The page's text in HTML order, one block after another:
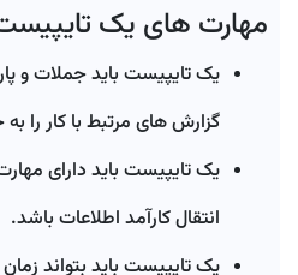
مهارت های یک
یک تایپیست باید جملات و
گزارش های مرتبط با کار را
یک تایپیست باید دارای مهارت
انتقال کارآمد اطلاعات باشد.
یک تایپیست باید بتواند